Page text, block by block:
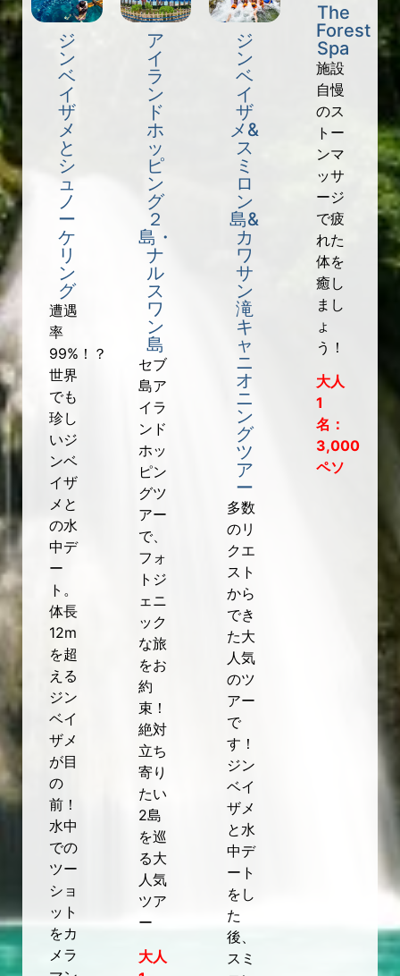
ジ
ン
ベ
イ
ザ
メ
と
シ
ュ
ノ
ー
ケ
リ
ン
グ
遭遇
率
99%！？
世界
でも
珍し
いジ
ンベ
イザ
メと
の水
中デ
ー
ト。
体長
12m
を超
える
ジン
ベイ
ザメ
が目
の
前！
水中
での
ツー
ショ
ット
をカ
メラ
ア
イ
ラ
ン
ド
ホ
ッ
ピ
ン
グ
２
島・
ナ
ル
ス
ワ
ン
島
セブ
島ア
イラ
ンド
ホッ
ピン
グツ
アー
で、
フォ
トジ
ェニ
ック
な旅
をお
約
束！
絶対
立ち
寄り
たい
2島
を巡
る大
人気
ツア
ー
大人
ジ
ン
ベ
イ
ザ
メ&
ス
ミ
ロ
ン
島&
カ
ワ
サ
ン
滝
キ
ャ
ニ
オ
ニ
ン
グ
ツ
ア
ー
多数
のリ
クエ
スト
から
でき
た大
人気
のツ
アー
で
す！
ジン
ベイ
ザメ
と水
中デ
ート
をし
た
後、
スミ
The
Forest
Spa
施設
自慢
のス
トー
ンマ
ッサ
ージ
で疲
れた
体を
癒し
まし
ょ
う！
大人
1
名：
3,000
ペソ